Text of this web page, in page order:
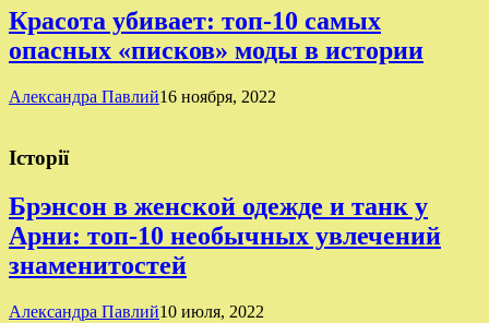
Красота убивает: топ-10 самых
опасных «писков» моды в истории
Александра Павлий16 ноября, 2022
Історії
Брэнсон в женской одежде и танк у
Арни: топ-10 необычных увлечений
знаменитостей
Александра Павлий10 июля, 2022